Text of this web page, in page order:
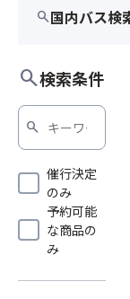
search国内バス検
search検索条件
search
催行決定
のみ
予約可能
な商品の
み